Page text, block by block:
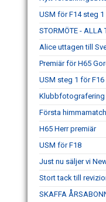
USM för F14 steg 1
STORMÖTE - ALLA
Alice uttagen till
Premiär för H65
USM steg 1 för F16
Första
H65 Herr premiär
USM för F18
Just nu säljer vi
Stort tack till
SKAFFA